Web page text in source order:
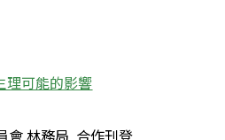
理可能的影響
林務局  合作刊登